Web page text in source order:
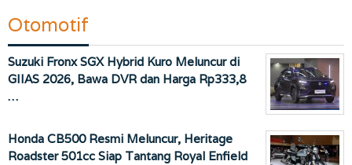
Otomotif
Suzuki Fronx SGX Hybrid Kuro Meluncur di
GIIAS 2026, Bawa DVR dan Harga Rp333,8
…
Honda CB500 Resmi Meluncur, Heritage
Roadster 501cc Siap Tantang Royal Enfield